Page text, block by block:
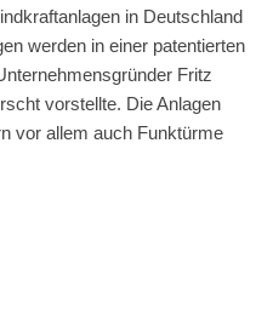
in Deutschland
werden in einer patentierten
Fritz
vorstellte. Die Anlagen
vor allem auch Funktürme